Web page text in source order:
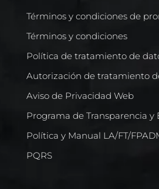
Términos y condiciones de
Términos y condiciones
Política de tratamiento de
Autorización de tratamiento
Aviso de Privacidad Web
Programa de Transparencia y
Política y Manual LA/FT/
PQRS